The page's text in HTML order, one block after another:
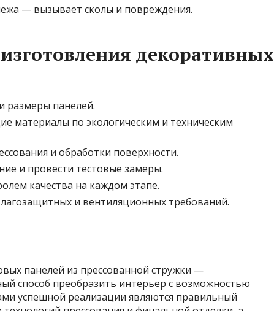
— вызывает сколы и повреждения.
декоративных
размеры панелей.
материалы по экологическим и техническим
и обработки поверхности.
и провести тестовые замеры.
качества на каждом этапе.
и вентиляционных требований.
панелей из прессованной стружки —
способ преобразить интерьер с возможностью
успешной реализации являются правильный